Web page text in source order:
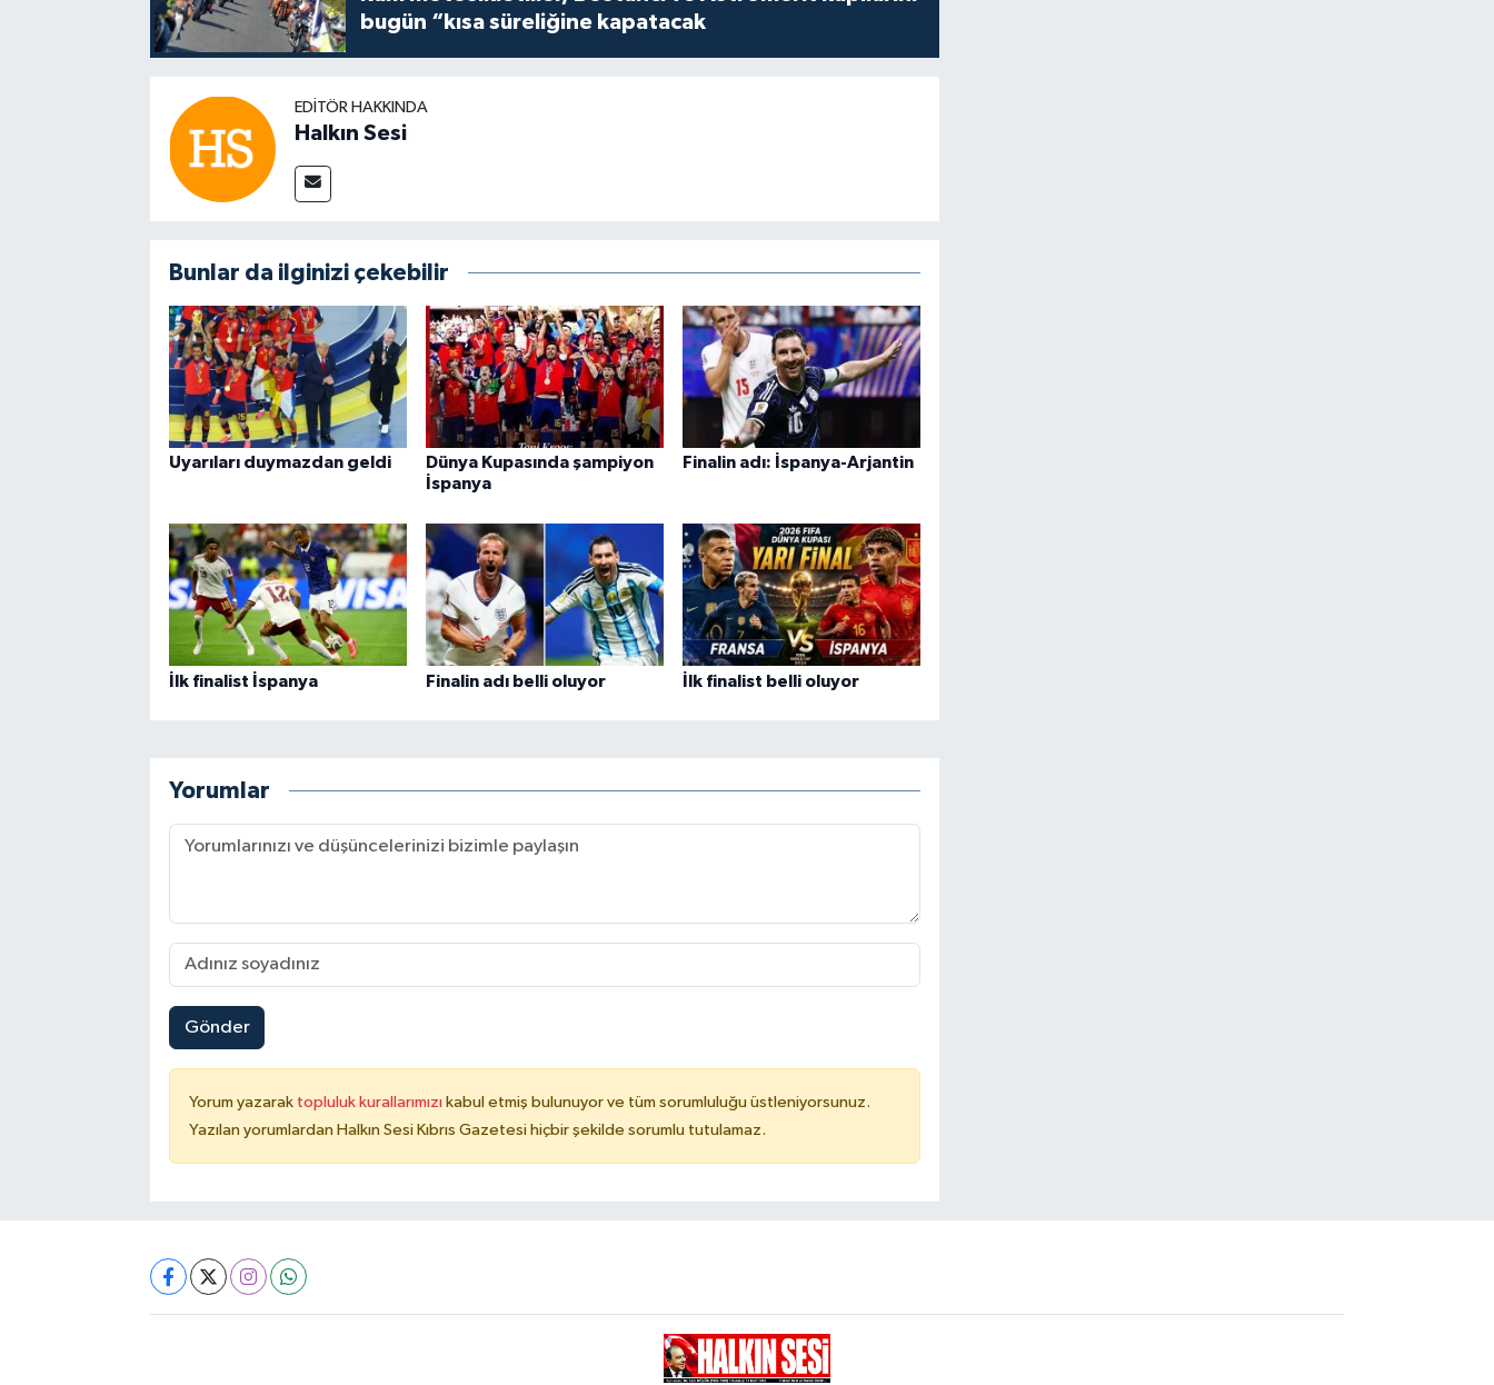
bugün “kısa süreliğine kapatacak
EDITÖR HAKKINDA
Halkın Sesi
Bunlar da ilginizi çekebilir
Uyarıları duymazdan geldi
Dünya Kupasında şampiyon
İspanya
Finalin adı: İspanya-Arjantin
İlk finalist İspanya Finalin adı belli oluyor İlk finalist belli oluyor
Yorumlar
Gönder
Yorum yazarak topluluk kurallarımızı kabul etmiş bulunuyor ve tüm sorumluluğu üstleniyorsunuz.
Yazılan yorumlardan Halkın Sesi Kıbrıs Gazetesi hiçbir şekilde sorumlu tutulamaz.